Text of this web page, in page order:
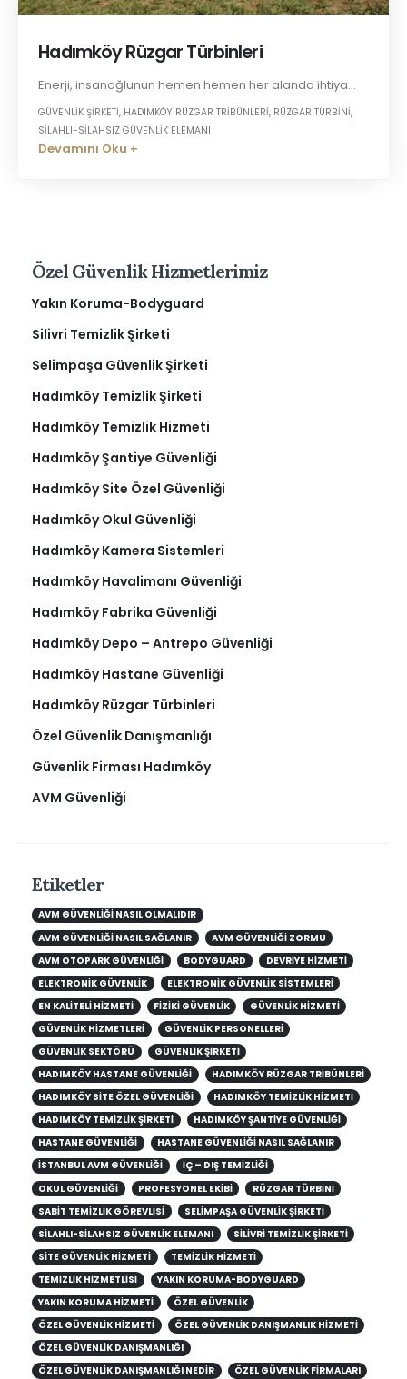
Hadımköy Rüzgar Türbinleri
Enerji, insanoğlunun hemen hemen her alanda ihtiya...
GÜVENLIK ŞIRKETI, HADIMKÖY RÜZGAR TRIBÜNLERI, RÜZGAR TÜRBINI,
SILAHLI-SILAHSIZ GÜVENLIK ELEMANI
Devamını Oku +
Özel Güvenlik Hizmetlerimiz
Yakın Koruma-Bodyguard
Silivri Temizlik Şirketi
Selimpaşa Güvenlik Şirketi
Hadımköy Temizlik Şirketi
Hadımköy Temizlik Hizmeti
Hadımköy Şantiye Güvenliği
Hadımköy Site Özel Güvenliği
Hadımköy Okul Güvenliği
Hadımköy Kamera Sistemleri
Hadımköy Havalimanı Güvenliği
Hadımköy Fabrika Güvenliği
Hadımköy Depo – Antrepo Güvenliği
Hadımköy Hastane Güvenliği
Hadımköy Rüzgar Türbinleri
Özel Güvenlik Danışmanlığı
Güvenlik Firması Hadımköy
AVM Güvenliği
Etiketler
AVM GÜVENLIĞI NASIL OLMALIDIR
AVM GÜVENLIĞI NASIL SAĞLANIR
AVM GÜVENLIĞI ZORMU
AVM OTOPARK GÜVENLIĞI
BODYGUARD
DEVRIYE HIZMETI
ELEKTRONIK GÜVENLIK
ELEKTRONIK GÜVENLIK SISTEMLERI
EN KALITELI HIZMETI
FIZIKI GÜVENLIK
GÜVENLIK HIZMETI
GÜVENLIK HIZMETLERI
GÜVENLIK PERSONELLERI
GÜVENLIK SEKTÖRÜ
GÜVENLIK ŞIRKETI
HADIMKÖY HASTANE GÜVENLIĞI
HADIMKÖY RÜZGAR TRIBÜNLERI
HADIMKÖY SITE ÖZEL GÜVENLIĞI
HADIMKÖY TEMIZLIK HIZMETI
HADIMKÖY TEMIZLIK ŞIRKETI
HADIMKÖY ŞANTIYE GÜVENLIĞI
HASTANE GÜVENLIĞI
HASTANE GÜVENLIĞI NASIL SAĞLANIR
ISTANBUL AVM GÜVENLIĞI
IÇ – DIŞ TEMIZLIĞI
OKUL GÜVENLIĞI
PROFESYONEL EKIBI
RÜZGAR TÜRBINI
SABIT TEMIZLIK GÖREVLISI
SELIMPAŞA GÜVENLIK ŞIRKETI
SILAHLI-SILAHSIZ GÜVENLIK ELEMANI
SILIVRI TEMIZLIK ŞIRKETI
SITE GÜVENLIK HIZMETI
TEMIZLIK HIZMETI
TEMIZLIK HIZMETLISI
YAKIN KORUMA-BODYGUARD
YAKIN KORUMA HIZMETI
ÖZEL GÜVENLIK
ÖZEL GÜVENLIK HIZMETI
ÖZEL GÜVENLIK DANIŞMANLIK HIZMETI
ÖZEL GÜVENLIK DANIŞMANLIĞI
ÖZEL GÜVENLIK DANIŞMANLIĞI NEDIR
ÖZEL GÜVENLIK FIRMALARI